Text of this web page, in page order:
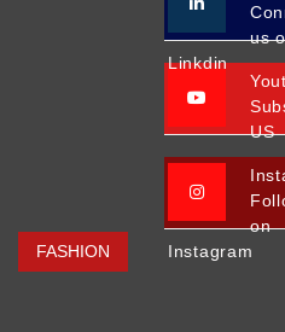
FASHION
us
Linkdin
US
on
Instagram